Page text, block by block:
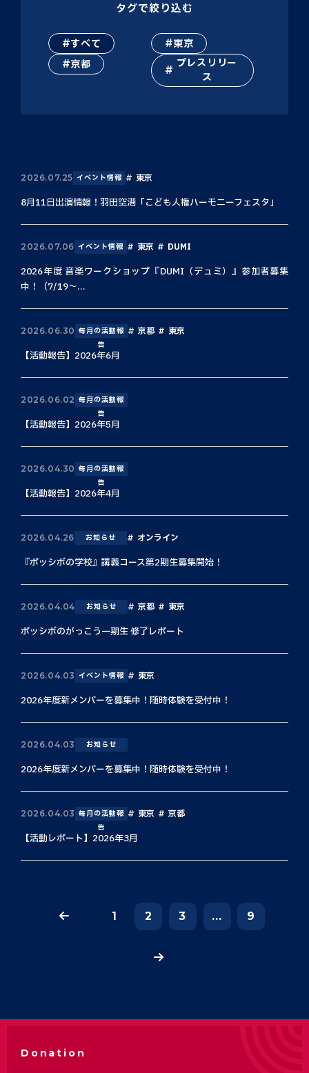
タグで絞り込む
すべて
東京
京都
プレスリリー
ス
2026.07.25 イベント情報 東京
8月11日出演情報！羽田空港「こども人権ハーモニーフェスタ」
2026.07.06 イベント情報 東京 DUMI
2026年度 音楽ワークショップ『DUMI（デュミ）』参加者募集
中！（7/19〜...
2026.06.30 毎月の活動報
告
京都 東京
【活動報告】2026年6月
2026.06.02 毎月の活動報
告
【活動報告】2026年5月
2026.04.30 毎月の活動報
告
【活動報告】2026年4月
2026.04.26 お知らせ オンライン
『ポッシボの学校』講義コース第2期生募集開始！
2026.04.04 お知らせ 京都 東京
ポッシボのがっこう一期生 修了レポート
2026.04.03 イベント情報 東京
2026年度新メンバーを募集中！随時体験を受付中！
2026.04.03 お知らせ
2026年度新メンバーを募集中！随時体験を受付中！
2026.04.03 毎月の活動報
告
東京 京都
【活動レポート】2026年3月
1 2 3 ... 9
Donation